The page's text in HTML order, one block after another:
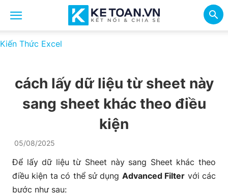
Kiến Thức Excel
cách lấy dữ liệu từ sheet này
sang sheet khác theo điều
kiện
05/08/2025
Để lấy dữ liệu từ Sheet này sang Sheet khác theo
điều kiện ta có thể sử dụng Advanced Filter với các
bước như sau: